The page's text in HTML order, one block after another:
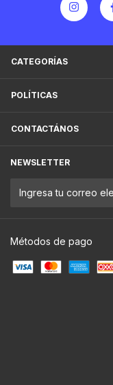
CATEGORÍAS
POLÍTICAS
CONTACTÁNOS
NEWSLETTER
Métodos de pago